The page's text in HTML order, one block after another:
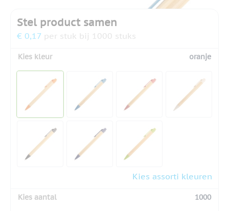
Stel product samen
€ 0,17 per stuk bij 1000 stuks
Kies kleur oranje
Kies assorti kleuren
Kies aantal 1000